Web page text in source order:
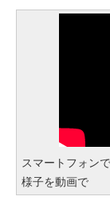
スマートフォン
様子を動画で